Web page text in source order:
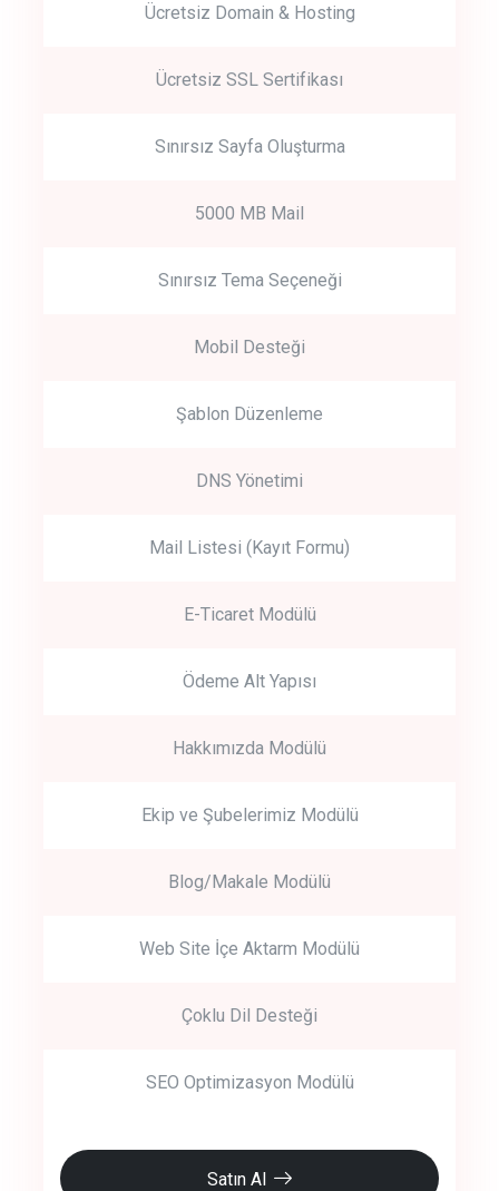
Get Started
Start by trying our service for 30 days free trial no credit card
Ücretsiz Domain & Hosting
Ücretsiz SSL Sertifikası
Sınırsız Sayfa Oluşturma
5000 MB Mail
Sınırsız Tema Seçeneği
Mobil Desteği
Şablon Düzenleme
DNS Yönetimi
Mail Listesi (Kayıt Formu)
E-Ticaret Modülü
Ödeme Alt Yapısı
Hakkımızda Modülü
Ekip ve Şubelerimiz Modülü
Blog/Makale Modülü
Web Site İçe Aktarm Modülü
Çoklu Dil Desteği
SEO Optimizasyon Modülü
Satın Al